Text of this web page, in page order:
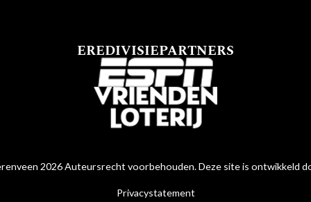
EREDIVISIEPARTNERS
2026 Auteursrecht voorbehouden. Deze site is ontwikkeld
Privacystatement